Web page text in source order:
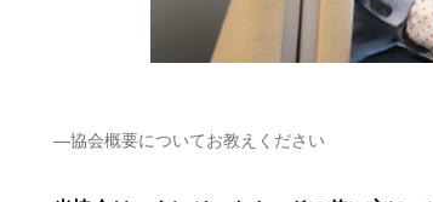
―協会概要についてお教えください